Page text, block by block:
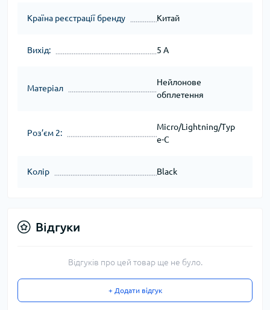
Країна реєстрації бренду Китай
Вихід: 5 A
Матеріал
Нейлонове
обплетення
Роз’єм 2:
Micro/Lightning/Typ
e-C
Колір Black
Відгуки
Відгуків про цей товар ще не було.
+ Додати відгук